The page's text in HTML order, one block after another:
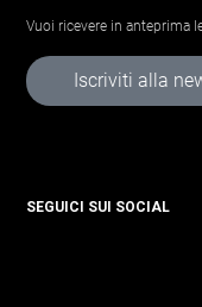
Vuoi ricevere in anteprima
Iscriviti alla
SEGUICI SUI SOCIAL